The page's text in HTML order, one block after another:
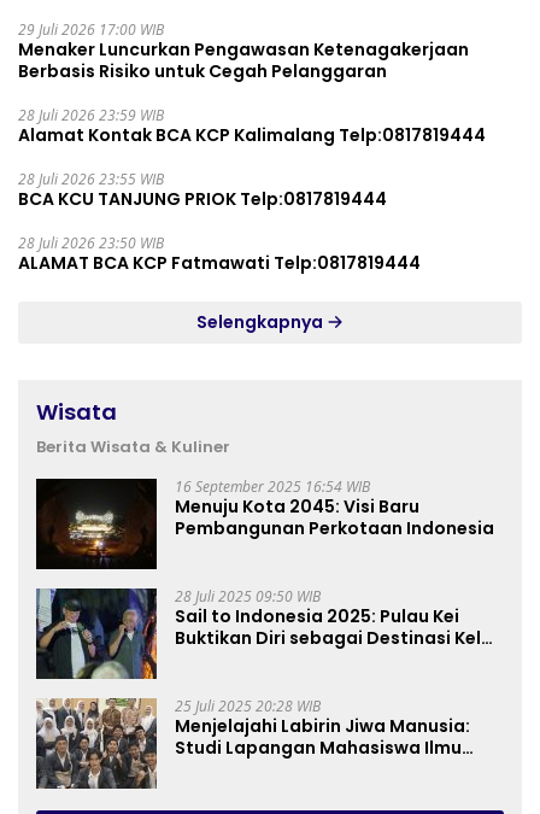
29 Juli 2026 17:00 WIB
Menaker Luncurkan Pengawasan Ketenagakerjaan
Berbasis Risiko untuk Cegah Pelanggaran
28 Juli 2026 23:59 WIB
Alamat Kontak BCA KCP Kalimalang Telp:0817819444
28 Juli 2026 23:55 WIB
BCA KCU TANJUNG PRIOK Telp:0817819444
28 Juli 2026 23:50 WIB
ALAMAT BCA KCP Fatmawati Telp:0817819444
Selengkapnya
Wisata
Berita Wisata & Kuliner
16 September 2025 16:54 WIB
Menuju Kota 2045: Visi Baru
Pembangunan Perkotaan Indonesia
28 Juli 2025 09:50 WIB
Sail to Indonesia 2025: Pulau Kei
Buktikan Diri sebagai Destinasi Kelas
25 Juli 2025 20:28 WIB
Menjelajahi Labirin Jiwa Manusia:
Studi Lapangan Mahasiswa Ilmu